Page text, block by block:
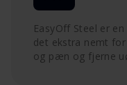
EasyOff Steel er
det ekstra nemt
og pæn og fjerne